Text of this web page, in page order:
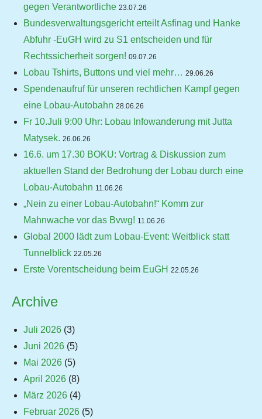
gegen Verantwortliche 23.07.26
Bundesverwaltungsgericht erteilt Asfinag und Hanke
Abfuhr -EuGH wird zu S1 entscheiden und für
Rechtssicherheit sorgen! 09.07.26
Lobau Tshirts, Buttons und viel mehr… 29.06.26
Spendenaufruf für unseren rechtlichen Kampf gegen
eine Lobau-Autobahn 28.06.26
Fr 10.Juli 9:00 Uhr: Lobau Infowanderung mit Jutta
Matysek. 26.06.26
16.6. um 17.30 BOKU: Vortrag & Diskussion zum
aktuellen Stand der Bedrohung der Lobau durch eine
Lobau-Autobahn 11.06.26
„Nein zu einer Lobau-Autobahn!“ Komm zur
Mahnwache vor das Bvwg! 11.06.26
Global 2000 lädt zum Lobau-Event: Weitblick statt
Tunnelblick 22.05.26
Erste Vorentscheidung beim EuGH 22.05.26
Archive
Juli 2026 (3)
Juni 2026 (5)
Mai 2026 (5)
April 2026 (8)
März 2026 (4)
Februar 2026 (5)